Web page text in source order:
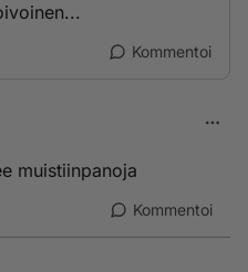
Kommentoi
muistiinpanoja
Kommentoi